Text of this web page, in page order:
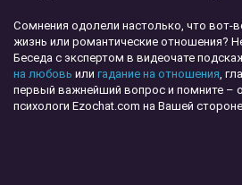
Сомнения одолели настолько, что вот-
жизнь или романтические отношения?
Беседа с экспертом в видеочате
на любовь илигадание на отношения ,
первый важнейший вопрос и помните –
психологи Ezochat.com на Вашей